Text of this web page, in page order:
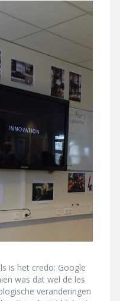
is het credo: Google
was dat wel de les
veranderingen